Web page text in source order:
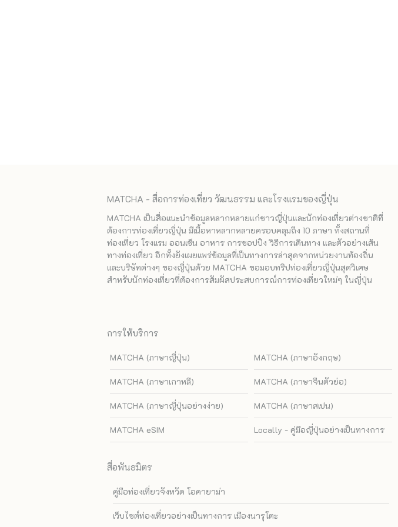
MATCHA - สื่อการท่องเที่ยว วัฒนธรรม และโรงแรมของญี่ปุ่น
MATCHA เป็นสื่อแนะนำข้อมูลหลากหลายแก่ชาวญี่ปุ่นและนักท่องเที่ยวต่างชาติที่
ต้องการท่องเที่ยวญี่ปุ่น มีเนื้อหาหลากหลายครอบคลุมถึง 10 ภาษา ทั้งสถานที่
ท่องเที่ยว โรงแรม ออนเซ็น อาหาร การชอปปิง วิธีการเดินทาง และตัวอย่างเส้น
ทางท่องเที่ยว อีกทั้งยังเผยแพร่ข้อมูลที่เป็นทางการล่าสุดจากหน่วยงานท้องถิ่น
และบริษัทต่างๆ ของญี่ปุ่นด้วย MATCHA ขอมอบทริปท่องเที่ยวญี่ปุ่นสุดวิเศษ
สำหรับนักท่องเที่ยวที่ต้องการสัมผัสประสบการณ์การท่องเที่ยวใหม่ๆ ในญี่ปุ่น
การให้บริการ
MATCHA (ภาษาญี่ปุ่น) MATCHA (ภาษาอังกฤษ)
MATCHA (ภาษาเกาหลี) MATCHA (ภาษาจีนตัวย่อ)
MATCHA (ภาษาญี่ปุ่นอย่างง่าย) MATCHA (ภาษาสเปน)
MATCHA eSIM Locally - คู่มือญี่ปุ่นอย่างเป็นทางการ
สื่อพันธมิตร
คู่มือท่องเที่ยวจังหวัด โอคายาม่า
เว็บไซต์ท่องเที่ยวอย่างเป็นทางการ เมืองนารุโตะ